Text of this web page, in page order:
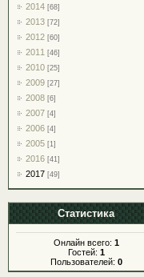
2014 [68]
2013 [72]
2012 [60]
2011 [46]
2010 [25]
2009 [27]
2008 [6]
2007 [4]
2006 [4]
2005 [1]
2016 [41]
2017 [49]
Статистика
Онлайн всего: 1
Гостей: 1
Пользователей: 0